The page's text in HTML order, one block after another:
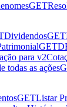
GET
DividendosGET
GET
para v2
todas as ações
GETListar